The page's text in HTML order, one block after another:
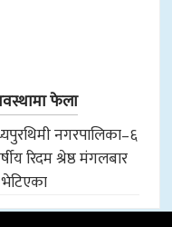
फेला
नगरपालिका–६
रिदम श्रेष्ठ मंगलबार